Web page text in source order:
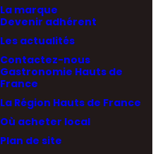
La marque
Devenir adhérent
Les actualités
Contactez-nous
Gastronomie Hauts de
France
La Région Hauts de France
Où acheter local
Plan de site